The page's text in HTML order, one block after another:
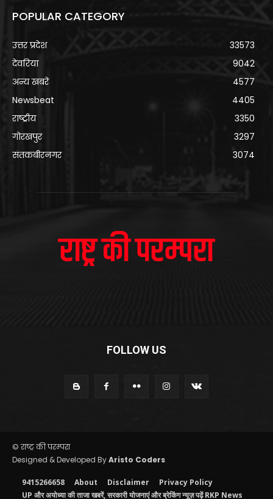
POPULAR CATEGORY
उत्तर प्रदेश
33573
देवरिया
9042
अन्य खबरे
4577
Newsbeat
4405
राष्ट्रीय
3350
गोरखपुर
3297
संतकबीरनगर
3074
FOLLOW US
© राष्ट्र की परम्परा
Designed & Developed ByAristo Coders
9415266658 About Disclaimer
Privacy Policy
UP और अयोध्या की ताजा खबरें, सरकारी योजनाएं और ब्रेकिंग न्यूज़ पढ़ें RKP News